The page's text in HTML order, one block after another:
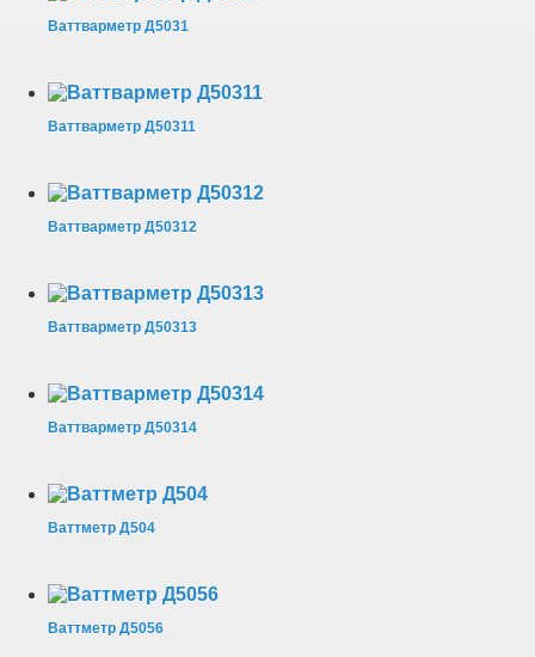
Ваттварметр Д5031
Ваттварметр Д50311
Ваттварметр Д50312
Ваттварметр Д50313
Ваттварметр Д50314
Ваттметр Д504
Ваттметр Д5056